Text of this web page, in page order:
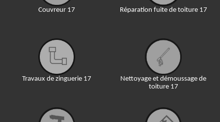
Couvreur 17
Travaux de zinguerie 17
Réparation fuite de toiture 17
Nettoyage et démoussage de
toiture 17